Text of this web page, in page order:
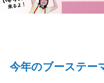
今年のブーステー